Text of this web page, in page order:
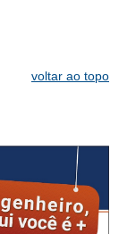
voltar ao topo